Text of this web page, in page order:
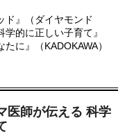
ド』（ダイヤモンド
的に正しい子育て』
に』（KADOKAWA）
医師が伝える 科学